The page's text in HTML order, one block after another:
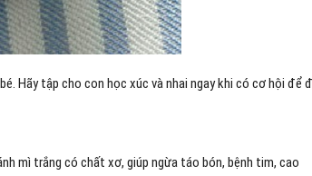
Hãy tập cho con học xúc và nhai ngay khi có cơ hội để
mì trắng có chất xơ, giúp ngừa táo bón, bệnh tim, cao